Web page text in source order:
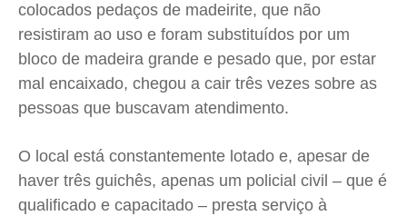
Jr Mignone (in memorian)
Wanda Sily
Publicidade Legal
Quem Somos
Jr Mignone (in memorian)
Wanda Sily
Publicidade Legal
Quem Somos
Jr Mignone (in memorian)
Wanda Sily
Publicidade Legal
Quem Somos
Jr Mignone (in memorian)
Wanda Sily
Publicidade Legal
Quem Somos
colocados pedaços de madeirite, que não
resistiram ao uso e foram substituídos por um
bloco de madeira grande e pesado que, por estar
mal encaixado, chegou a cair três vezes sobre as
pessoas que buscavam atendimento.
O local está constantemente lotado e, apesar de
haver três guichês, apenas um policial civil – que é
qualificado e capacitado – presta serviço à